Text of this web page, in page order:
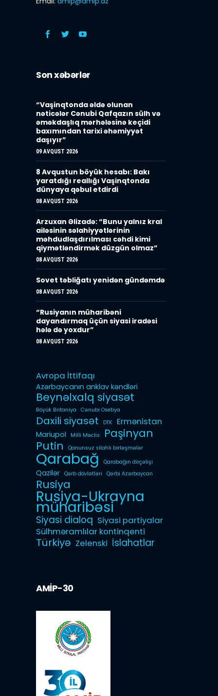
Son xəbərlər
“Vaşinqtonda əldə olunan
nəticələr Cənubi Qafqazın sülh və
əməkdaşlıq mərhələsinə keçidi
baxımından tarixi əhəmiyyət
daşıyır”
09 AVQUST 2026
8 Avqustun böyük hesabı: Bakı
yaratdığı reallığı Vaşinqtonda
dünyaya qəbul etdirdi
08 AVQUST 2026
Arzuxan Əlizadə: “Bunu yalnız kral
ailəsinin səlahiyyətlərinin
məhdudlaşdırılması cəhdi kimi
qiymətləndirmək düzgün olmaz”
08 AVQUST 2026
Sovet təbliğatı yenidən gündəmdə
08 AVQUST 2026
“Rusiyanın müharibəni
dayandırmaq üçün siyasi iradəsi
hələ də yoxdur”
08 AVQUST 2026
Avropa İttifaqı
Azərbaycanın anklav kəndləri
Beynəlxalq siyasət
Böyük Britaniya Cənubi Osetiya
Daxili siyasət DTK Ermənistan
Mariupol Milli Məclis
Paşinyan
Putin
Qanunsuz silahlı birləşmələr
Qarabağ Qarabağın dirçəlişi
Qazilər Qərb dövlətləri Qərbi Azərbaycan
Rusiya
Rusiya-Ukrayna
müharibəsi
Siyasi dialoq Siyasi partiyalar
Sülhməramlılar kontinqenti
Türkiyə Zelenski İslahatlar
AMİP-30